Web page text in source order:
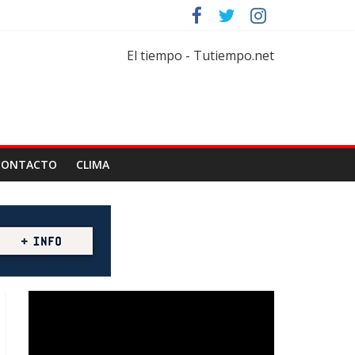
El tiempo - Tutiempo.net
CLIMA